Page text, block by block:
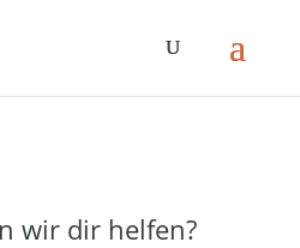
wir dir helfen?